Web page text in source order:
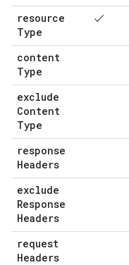
resource
Type
✓
content
Type
exclude
Content
Type
response
Headers
exclude
Response
Headers
request
Headers